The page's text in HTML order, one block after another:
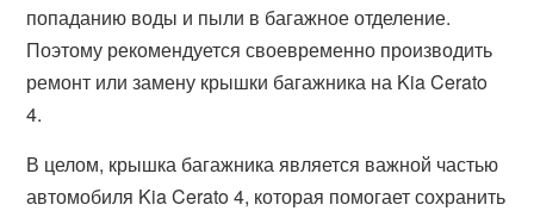
попаданию воды и пыли в багажное отделение.
Поэтому рекомендуется своевременно производить
ремонт или замену крышки багажника на Kia Cerato
4.
В целом, крышка багажника является важной частью
автомобиля Kia Cerato 4, которая помогает сохранить